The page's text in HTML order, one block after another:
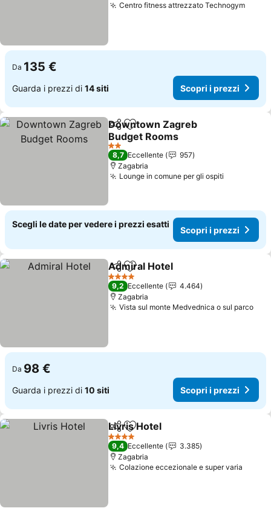
Centro fitness attrezzato Technogym
Da 135 €
Guarda i prezzi di 14 siti Scopri i prezzi
CondividiAggiungi ai preferiti
Downtown Zagreb
Budget Rooms
Scopri i prezzi
2 Stelle
8,7 Eccellente
957
Zagabria
Lounge in comune per gli ospiti
Scegli le date per vedere i prezzi esatti
Scopri i prezzi
CondividiAggiungi ai preferiti
Admiral Hotel
4 Stelle
9,2 Eccellente
4.464
Zagabria
Vista sul monte Medvednica o sul parco
Da 98 €
Guarda i prezzi di 10 siti Scopri i prezzi
CondividiAggiungi ai preferiti
Livris Hotel
4 Stelle
9,4 Eccellente
3.385
Zagabria
Colazione eccezionale e super varia